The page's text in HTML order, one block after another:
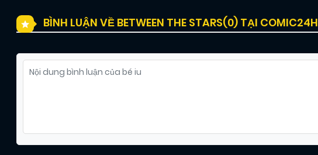
BÌNH LUẬN VỀ BETWEEN THE STARS(0) TẠI COMIC24H